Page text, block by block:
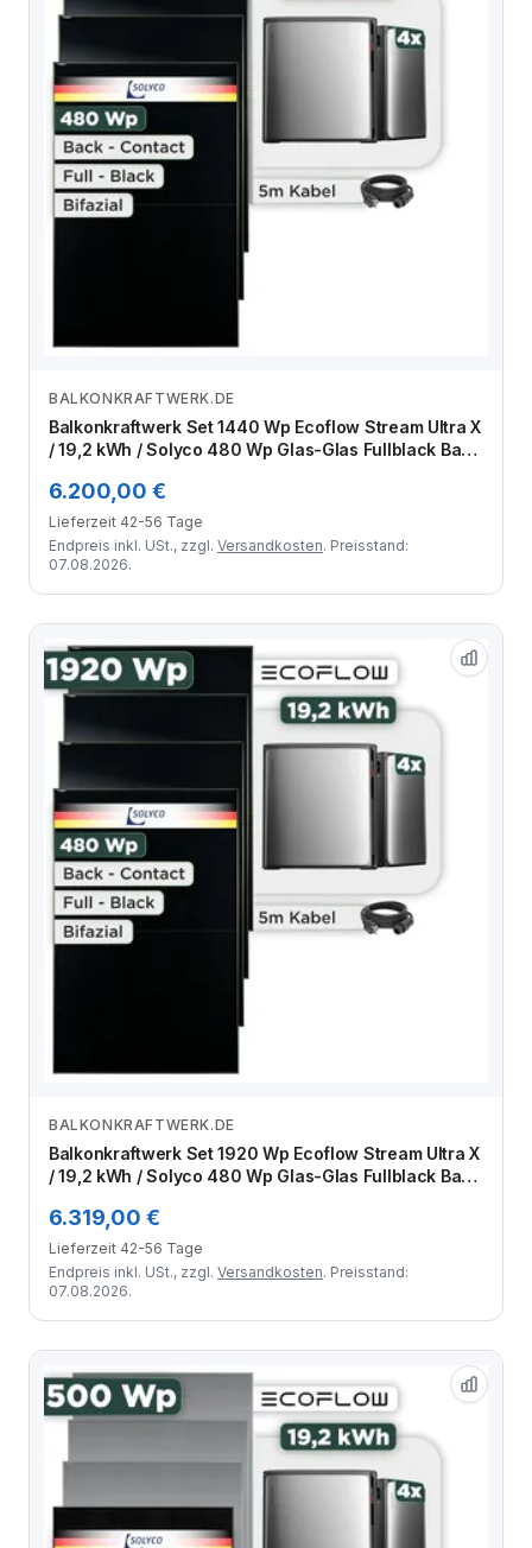
Zum Angebot
BALKONKRAFTWERK.DE
Balkonkraftwerk Set 1440 Wp Ecoflow Stream Ultra X
/ 19,2 kWh / Solyco 480 Wp Glas-Glas Fullblack Back
6.200,00 €
Lieferzeit 42-56 Tage
Endpreis inkl. USt., zzgl. Versandkosten. Preisstand:
07.08.2026.
Zum Angebot
BALKONKRAFTWERK.DE
Balkonkraftwerk Set 1920 Wp Ecoflow Stream Ultra X
/ 19,2 kWh / Solyco 480 Wp Glas-Glas Fullblack Back
6.319,00 €
Lieferzeit 42-56 Tage
Endpreis inkl. USt., zzgl. Versandkosten. Preisstand:
07.08.2026.